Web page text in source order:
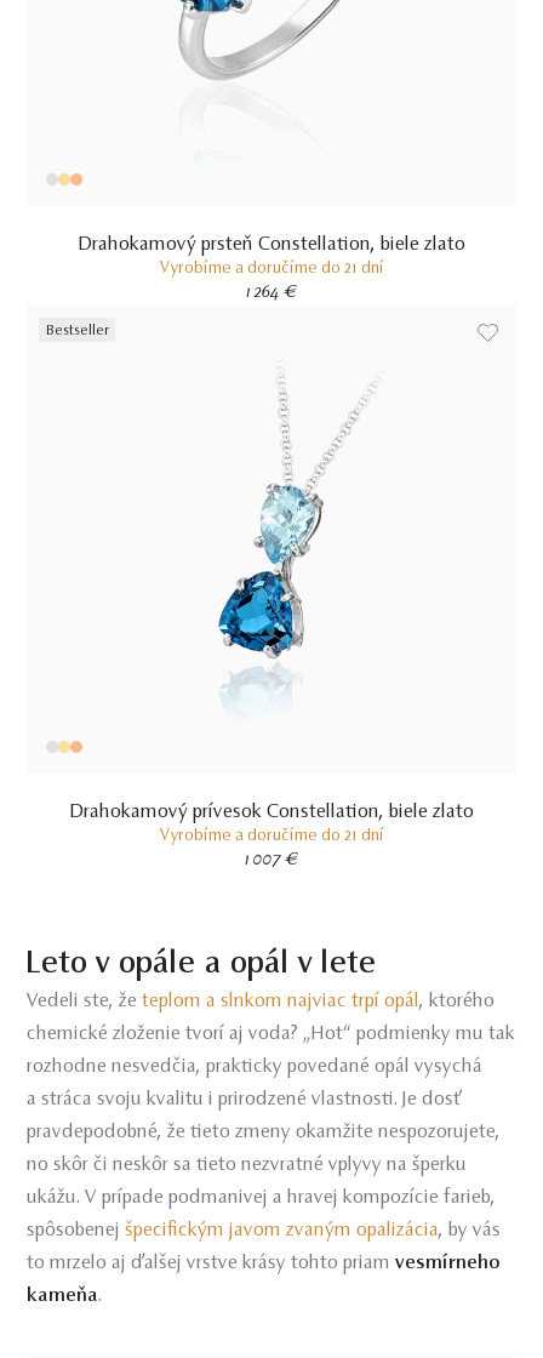
Drahokamový prsteň Constellation, biele zlato
Vyrobíme a doručíme do 21 dní
1 264 €
Bestseller
Drahokamový prívesok Constellation, biele zlato
Vyrobíme a doručíme do 21 dní
1 007 €
Leto v opále a opál v lete
Vedeli ste, žeteplom a slnkom najviac trpí opál, ktorého
chemické zloženie tvorí aj voda? „Hot“ podmienky mu tak
rozhodne nesvedčia, prakticky povedané opál vysychá
a stráca svoju kvalitu i prirodzené vlastnosti. Je dosť
pravdepodobné, že tieto zmeny okamžite nespozorujete,
no skôr či neskôr sa tieto nezvratné vplyvy na šperku
ukážu. V prípade podmanivej a hravej kompozície farieb,
spôsobenejšpecifickým javom zvaným opalizácia, by vás
to mrzelo aj ďalšej vrstve krásy tohto priamvesmírneho
kameňa.